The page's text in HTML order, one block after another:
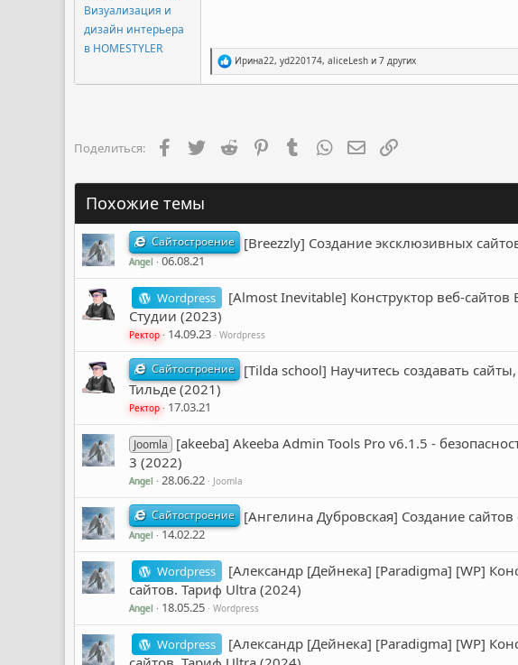
Визуализация и
дизайн интерьера
в HOMESTYLER
Р
е
а
:
Ирина22, yd220174, aliceLesh и 7 других
Поделиться: FacebookTwitter Reddit PinterestTumblr WhatsAppЭлектронная почта
Похожие темы
Сайтостроение [Breezzly] Создание эксклюзивных
Angel 06.08.21
Wordpress
[Almost Inevitable] Конструктор веб-
Студии (2023)
Ректор 14.09.23 Wordpress
Сайтостроение
[Tilda school] Научитесь создавать
Тильде (2021)
Ректор 17.03.21
Joomla
[akeeba] Akeeba Admin Tools Pro v6.1.5 -
3 (2022)
Angel 28.06.22 Joomla
Сайтостроение [Ангелина Дубровская] Создание сайтов
Angel 14.02.22
Wordpress
[Александр [Дейнека] [Paradigma] [WP]
сайтов. Тариф Ultra (2024)
Angel 18.05.25 Wordpress
Wordpress
[Александр [Дейнека] [Paradigma] [WP]